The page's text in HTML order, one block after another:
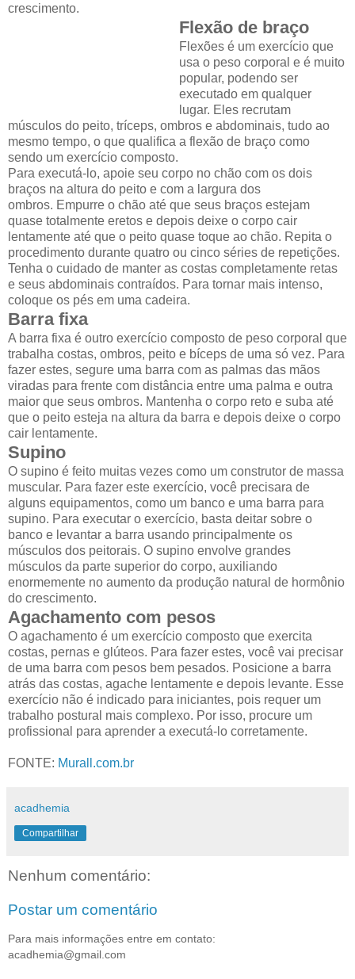
crescimento.
Flexão de braço
Flexões é um exercício que
usa o peso corporal e é muito
popular, podendo ser
executado em qualquer
lugar. Eles recrutam
músculos do peito, tríceps, ombros e abdominais, tudo ao
mesmo tempo, o que qualifica a flexão de braço como
sendo um exercício composto.
Para executá-lo, apoie seu corpo no chão com os dois
braços na altura do peito e com a largura dos
ombros. Empurre o chão até que seus braços estejam
quase totalmente eretos e depois deixe o corpo cair
lentamente até que o peito quase toque ao chão. Repita o
procedimento durante quatro ou cinco séries de repetições.
Tenha o cuidado de manter as costas completamente retas
e seus abdominais contraídos. Para tornar mais intenso,
coloque os pés em uma cadeira.
Barra fixa
A barra fixa é outro exercício composto de peso corporal que
trabalha costas, ombros, peito e bíceps de uma só vez. Para
fazer estes, segure uma barra com as palmas das mãos
viradas para frente com distância entre uma palma e outra
maior que seus ombros. Mantenha o corpo reto e suba até
que o peito esteja na altura da barra e depois deixe o corpo
cair lentamente.
Supino
O supino é feito muitas vezes como um construtor de massa
muscular. Para fazer este exercício, você precisara de
alguns equipamentos, como um banco e uma barra para
supino. Para executar o exercício, basta deitar sobre o
banco e levantar a barra usando principalmente os
músculos dos peitorais. O supino envolve grandes
músculos da parte superior do corpo, auxiliando
enormemente no aumento da produção natural de hormônio
do crescimento.
Agachamento com pesos
O agachamento é um exercício composto que exercita
costas, pernas e glúteos. Para fazer estes, você vai precisar
de uma barra com pesos bem pesados. Posicione a barra
atrás das costas, agache lentamente e depois levante. Esse
exercício não é indicado para iniciantes, pois requer um
trabalho postural mais complexo. Por isso, procure um
profissional para aprender a executá-lo corretamente.
FONTE: Murall.com.br
acadhemia
Compartilhar
Nenhum comentário:
Postar um comentário
Para mais informações entre em contato:
acadhemia@gmail.com